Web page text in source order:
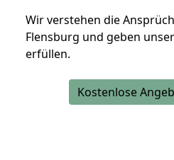
Wir verstehen die
Flensburg und geben
erfüllen.
Kostenlose